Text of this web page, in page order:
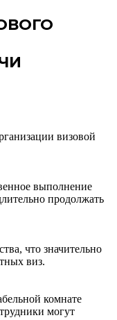
визовой
выполнение
продолжать
что значительно
виз.
комнате
могут